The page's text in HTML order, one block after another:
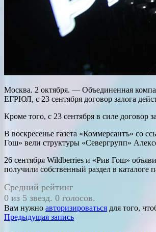
Москва. 2 октября. — Объединенная
ЕГРЮЛ, с 23 сентября договор залога
Кроме того, с 23 сентября в силе
В воскресенье газета «Коммерсантъ» со
Гош» вели структуры «Севергрупп»
26 сентября Wildberries и «Рив Гош»
получили собственный раздел в
Средний рейтинг
0 из 5 звезд. 0 голосов.
Вам нужно авторизироваться для того,
Навигация
Предыдущая запись